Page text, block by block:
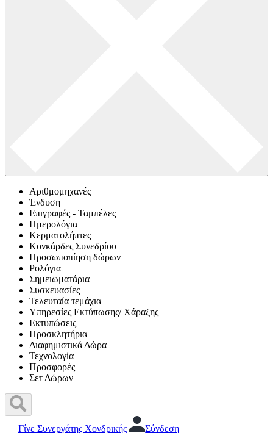
Αριθμομηχανές
Ένδυση
Επιγραφές - Ταμπέλες
Ημερολόγια
Κερματολήπτες
Κονκάρδες Συνεδρίου
Προσωποπίηση δώρων
Ρολόγια
Σημειωματάρια
Συσκευασίες
Τελευταία τεμάχια
Υπηρεσίες Εκτύπωσης/ Χάραξης
Εκτυπώσεις
Προσκλητήρια
Διαφημιστικά Δώρα
Τεχνολογία
Προσφορές
Σετ Δώρων
Γίνε Συνεργάτης Χονδρικής Σύνδεση